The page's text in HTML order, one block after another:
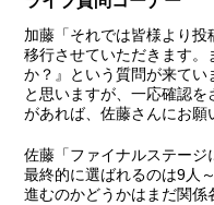
加藤「それでは皆様より投
移行させていただきます。
か？』
という質問が来て
と思いますが、一応確認
があれば、佐藤さんにお願
佐藤「ファイナルステージ
最終的に選ばれるのは9人
進むのかどうかはまだ関係